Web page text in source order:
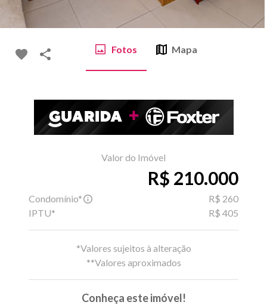
Fotos Mapa
Valor do Imóvel
R$ 210.000
Condomínio*
R$ 260
IPTU*
R$ 405
*Valores sujeitos à alteração
**Valores aproximados
Conheça este imóvel!